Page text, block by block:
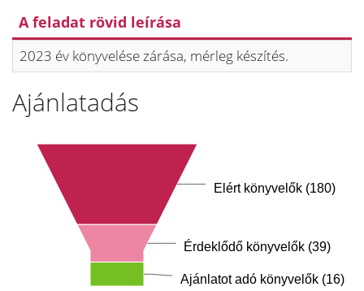
A feladat rövid leírása
2023 év könyvelése zárása, mérleg készítés.
Ajánlatadás
Elért könyvelők (180)
Érdeklődő könyvelők (39)
Ajánlatot adó könyvelők (16)